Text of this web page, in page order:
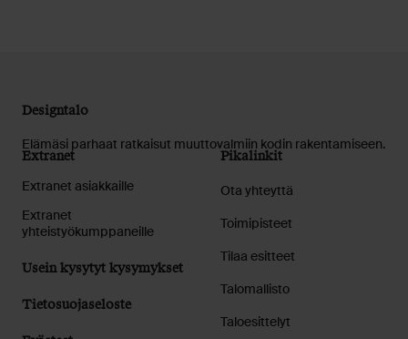
Designtalo
Elämäsi parhaat ratkaisut muuttovalmiin kodin rakentamiseen.
Extranet
Extranet asiakkaille
Extranet
yhteistyökumppaneille
Usein kysytyt kysymykset
Tietosuojaseloste
Pikalinkit
Ota yhteyttä
Toimipisteet
Tilaa esitteet
Talomallisto
Taloesittelyt